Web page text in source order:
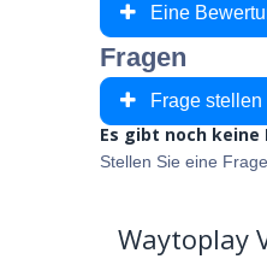
Eine
Fragen
Frage stellen
Es gibt noch keine
Stellen Sie eine
Waytoplay